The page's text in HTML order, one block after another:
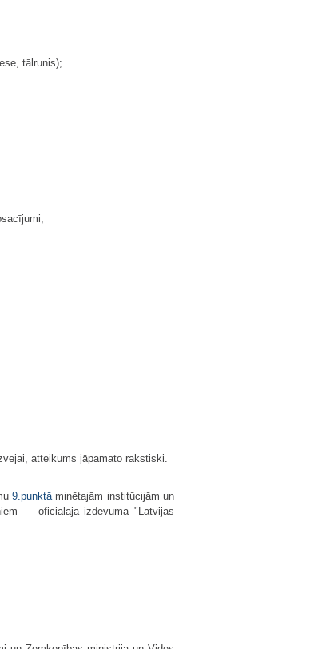
tālrunis);
atteikums jāpamato rakstiski.
9.punktāminētajām institūcijām un
— oficiālajā izdevumā "Latvijas